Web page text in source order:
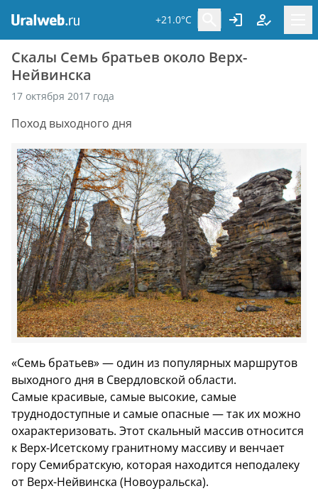
+21.0°C
Скалы Семь братьев около Верх-
Нейвинска
17 октября 2017 года
Поход выходного дня
«Семь братьев» — один из популярных маршрутов
выходного дня в Свердловской области.
Самые красивые, самые высокие, самые
труднодоступные и самые опасные — так их можно
охарактеризовать. Этот скальный массив относится
к Верх-Исетскому гранитному массиву и венчает
гору Семибратскую, которая находится неподалеку
от Верх-Нейвинска (Новоуральска).